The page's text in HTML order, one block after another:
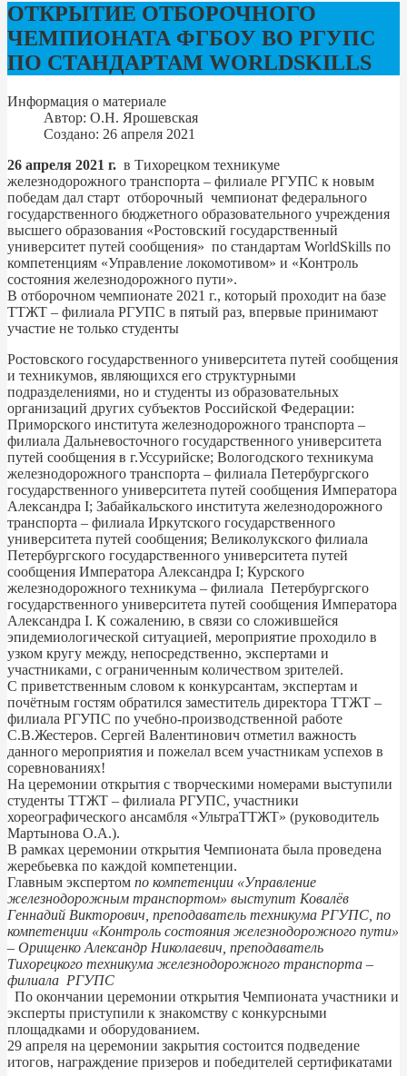
ОТКРЫТИЕ ОТБОРОЧНОГО
ЧЕМПИОНАТА ФГБОУ ВО РГУПС
ПО СТАНДАРТАМ WORLDSKILLS
Информация о материале
Автор: О.Н. Ярошевская
Создано: 26 апреля 2021
26 апреля 2021 г. в Тихорецком техникуме
железнодорожного транспорта – филиале РГУПС к новым
победам дал старт отборочный чемпионат федерального
государственного бюджетного образовательного учреждения
высшего образования «Ростовский государственный
университет путей сообщения» по стандартам WorldSkills по
компетенциям «Управление локомотивом» и «Контроль
состояния железнодорожного пути».
В отборочном чемпионате 2021 г., который проходит на базе
ТТЖТ – филиала РГУПС в пятый раз, впервые принимают
участие не только студенты
Ростовского государственного университета путей сообщения
и техникумов, являющихся его структурными
подразделениями, но и студенты из образовательных
организаций других субъектов Российской Федерации:
Приморского института железнодорожного транспорта –
филиала Дальневосточного государственного университета
путей сообщения в г.Уссурийске; Вологодского техникума
железнодорожного транспорта – филиала Петербургского
государственного университета путей сообщения Императора
Александра I; Забайкальского института железнодорожного
транспорта – филиала Иркутского государственного
университета путей сообщения; Великолукского филиала
Петербургского государственного университета путей
сообщения Императора Александра I; Курского
железнодорожного техникума – филиала Петербургского
государственного университета путей сообщения Императора
Александра I. К сожалению, в связи со сложившейся
эпидемиологической ситуацией, мероприятие проходило в
узком кругу между, непосредственно, экспертами и
участниками, с ограниченным количеством зрителей.
С приветственным словом к конкурсантам, экспертам и
почётным гостям обратился заместитель директора ТТЖТ –
филиала РГУПС по учебно-производственной работе
С.В.Жестеров. Сергей Валентинович отметил важность
данного мероприятия и пожелал всем участникам успехов в
соревнованиях!
На церемонии открытия с творческими номерами выступили
студенты ТТЖТ – филиала РГУПС, участники
хореографического ансамбля «УльтраТТЖТ» (руководитель
Мартынова О.А.).
В рамках церемонии открытия Чемпионата была проведена
жеребьевка по каждой компетенции.
Главным экспертом по компетенции «Управление
железнодорожным транспортом» выступит Ковалёв
Геннадий Викторович, преподаватель техникума РГУПС, по
компетенции «Контроль состояния железнодорожного пути»
– Орищенко Александр Николаевич, преподаватель
Тихорецкого техникума железнодорожного транспорта –
филиала РГУПС
По окончании церемонии открытия Чемпионата участники и
эксперты приступили к знакомству с конкурсными
площадками и оборудованием.
29 апреля на церемонии закрытия состоится подведение
итогов, награждение призеров и победителей сертификатами